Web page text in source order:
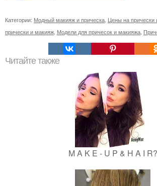
Категории: Модный макияж и прическа Цены на прически
прически и макияж Модели для причесок и макияжа
Читайте также
M A K E - U P & H A I R?